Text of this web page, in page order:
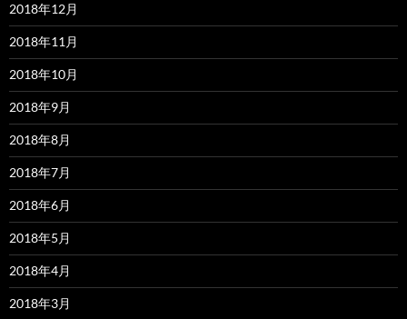
2018年12月
2018年11月
2018年10月
2018年9月
2018年8月
2018年7月
2018年6月
2018年5月
2018年4月
2018年3月